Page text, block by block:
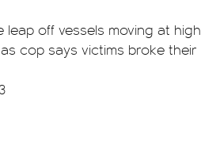
off vessels moving at high
cop says victims broke their